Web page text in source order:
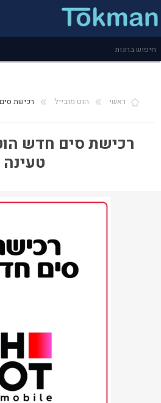
ראשי הוט מובייל רכישת
רכישת סים חדש
טעינה